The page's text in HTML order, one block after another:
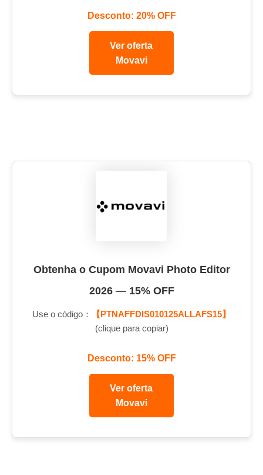
Desconto: 20% OFF
Ver oferta
Movavi
Obtenha o Cupom Movavi Photo Editor
2026 — 15% OFF
Use o código：
【PTNAFFDIS010125ALLAFS15】
(clique para copiar)
Desconto: 15% OFF
Ver oferta
Movavi